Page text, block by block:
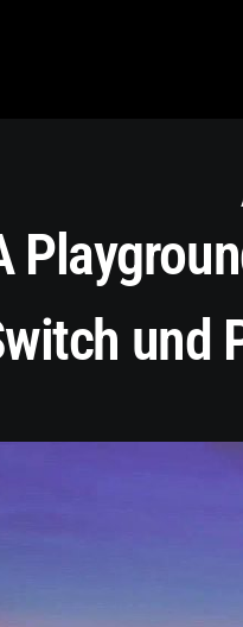
und